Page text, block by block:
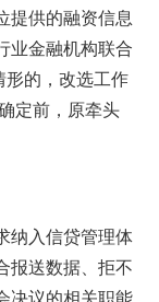
提供的融资信息
业金融机构联合
的，改选工作
定前，原牵头
纳入信贷管理体
报送数据、拒不
决议的相关职能